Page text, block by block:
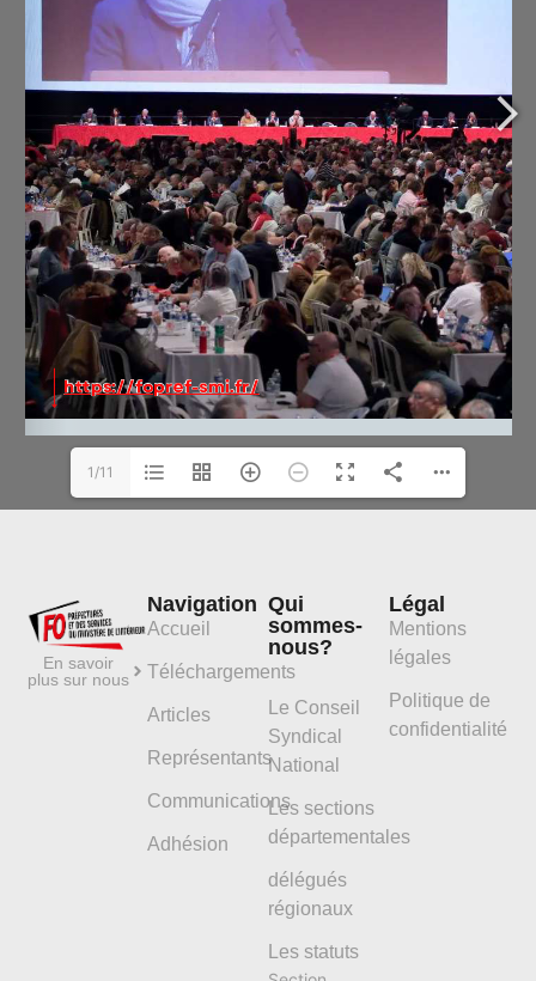
1/11
En savoir
plus sur nous
Navigation
Accueil
Téléchargements
Articles
Représentants
Communications
Adhésion
Qui
sommes-
nous?
Le Conseil
Syndical
National
Les sections
départementales
délégués
régionaux
Les statuts
Légal
Mentions
légales
Politique de
confidentialité